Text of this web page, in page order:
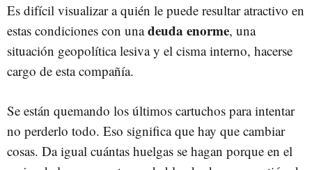
Es difícil visualizar a quién le puede resultar atractivo en
estas condiciones con unadeuda enorme, una
situación geopolítica lesiva y el cisma interno, hacerse
cargo de esta compañía.
Se están quemando los últimos cartuchos para intentar
no perderlo todo. Eso significa que hay que cambiar
cosas. Da igual cuántas huelgas se hagan porque en el